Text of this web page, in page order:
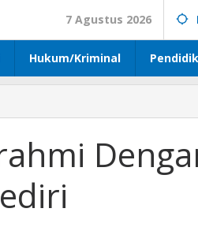
7 Agustus 2026
Hukum/Kriminal